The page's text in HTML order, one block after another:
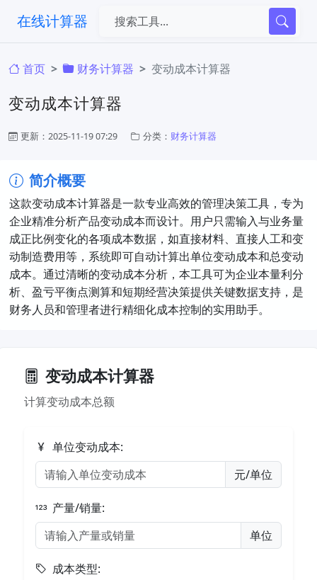
在线计算器
首页 财务计算器 变动成本计算器
变动成本计算器
更新：2025-11-19 07:29 分类： 财务计算器
简介概要
这款变动成本计算器是一款专业高效的管理决策工具，专为
企业精准分析产品变动成本而设计。用户只需输入与业务量
成正比例变化的各项成本数据，如直接材料、直接人工和变
动制造费用等，系统即可自动计算出单位变动成本和总变动
成本。通过清晰的变动成本分析，本工具可为企业本量利分
析、盈亏平衡点测算和短期经营决策提供关键数据支持，是
财务人员和管理者进行精细化成本控制的实用助手。
变动成本计算器
计算变动成本总额
单位变动成本:
元/单位
产量/销量:
单位
成本类型: